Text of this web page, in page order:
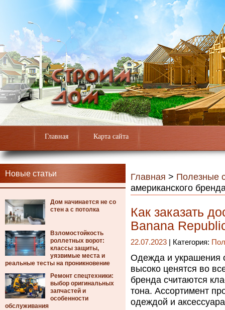
Главная Карта сайта
Новые статьи
Дом начинается не со
стен а с потолка
Взломостойкость
роллетных ворот:
классы защиты,
уязвимые места и
реальные тесты на проникновение
Ремонт спецтехники:
выбор оригинальных
запчастей и
особенности
обслуживания
Главная > Полезные
американского
Как заказать
Banana
22.07.2023 | Категория:
Одежда и украшения
высоко ценятся во
бренда считаются
тона. Ассортимент
одеждой и